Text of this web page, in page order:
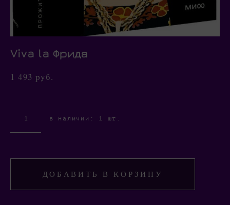
Viva la Фрида
1 493 pуб.
в наличии: 1 шт.
ДОБАВИТЬ В КОРЗИНУ